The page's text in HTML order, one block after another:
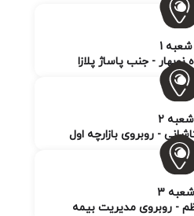
شعبه 1
نوبهار - جنب پاساژ پلازا
شعبه 2
- روبروی بازارچه اول
شعبه 3
- روبروی مدیریت بیمه